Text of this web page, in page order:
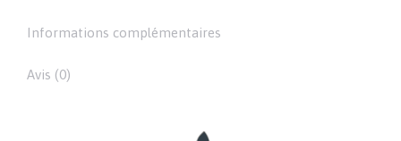
Informations complémentaires
Avis (0)